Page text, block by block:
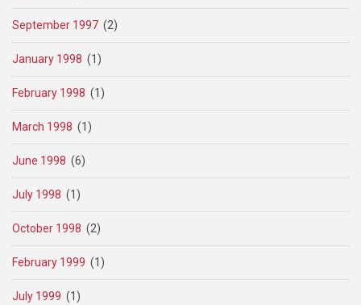
September 1997 (2)
January 1998 (1)
February 1998 (1)
March 1998 (1)
June 1998 (6)
July 1998 (1)
October 1998 (2)
February 1999 (1)
July 1999 (1)